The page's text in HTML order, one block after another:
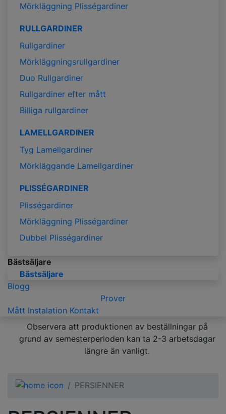
Mörkläggning Plisségardiner
RULLGARDINER
Rullgardiner
Mörkläggningsrullgardiner
Duo Rullgardiner
Rullgardiner efter mått
Billiga rullgardiner
LAMELLGARDINER
Tyg Lamellgardiner
Mörkläggande Lamellgardiner
PLISSÉGARDINER
Plisségardiner
Mörkläggning Plisségardiner
Dubbel Plisségardiner
Bästsäljare
Bästsäljare
Blogg
Prover
Mått Instalation Kontakt
Observera att produktionen av beställningar på
grund av semesterperioden kan ta 2-3 arbetsdagar
längre än vanligt.
PERSIENNER